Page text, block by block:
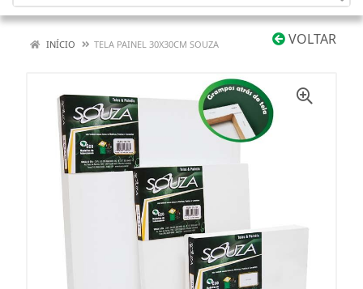
VOLTAR
INÍCIO TELA PAINEL 30X30CM SOUZA